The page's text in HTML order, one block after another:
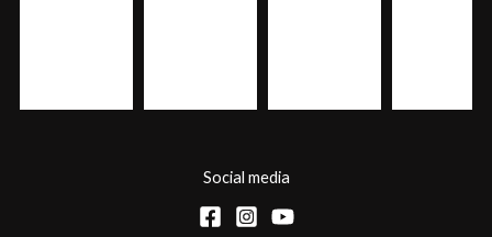
Social media